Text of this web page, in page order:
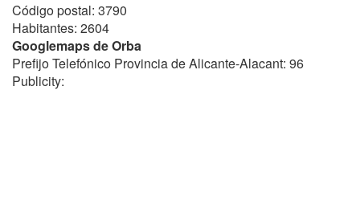
Código postal: 3790
Habitantes: 2604
Googlemaps de Orba
Prefijo Telefónico Provincia de Alicante-Alacant: 96
Publicity: